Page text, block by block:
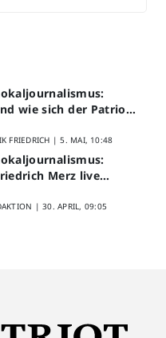
wie sich der Patriot
FRIEDRICH |5. MAI, 10:48
Merz live
|30. APRIL, 09:05